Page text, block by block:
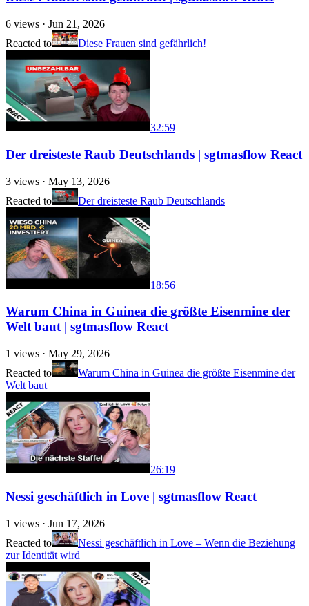
6 views · Jun 21, 2026
Reacted to
Diese Frauen sind gefährlich!
32:59
Der dreisteste Raub Deutschlands | sgtmasflow React
3 views · May 13, 2026
Reacted to
Der dreisteste Raub Deutschlands
18:56
Warum China in Guinea die größte Eisenmine der
Welt baut | sgtmasflow React
1 views · May 29, 2026
Reacted to
Warum China in Guinea die größte Eisenmine der
Welt baut
26:19
Nessi geschäftlich in Love | sgtmasflow React
1 views · Jun 17, 2026
Reacted to
Nessi geschäftlich in Love – Wenn die Beziehung
zur Identität wird